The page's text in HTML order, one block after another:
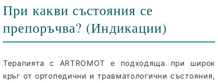
При какви състояния се
препоръчва? (Индикации)
Терапията с ARTROMOT е подходяща при широк
кръг от ортопедични и травматологични състояния,